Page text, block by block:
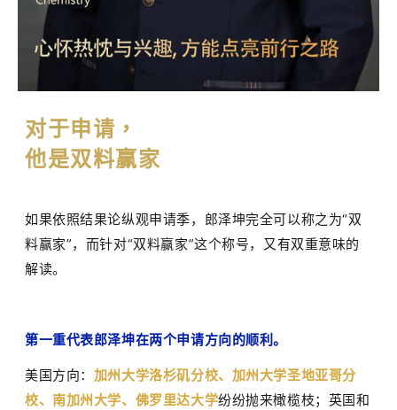
对于申请，
他是双料赢家
如果依照结果论纵观申请季，郎泽坤完全可以称之为“双
料赢家”，而针对“双料赢家”这个称号，又有双重意味的
解读。
第一重代表郎泽坤在两个申请方向的顺利。
美国方向： 加州大学洛杉矶分校、加州大学圣地亚哥分
校、南加州大学、佛罗里达大学纷纷抛来橄榄枝；英国和